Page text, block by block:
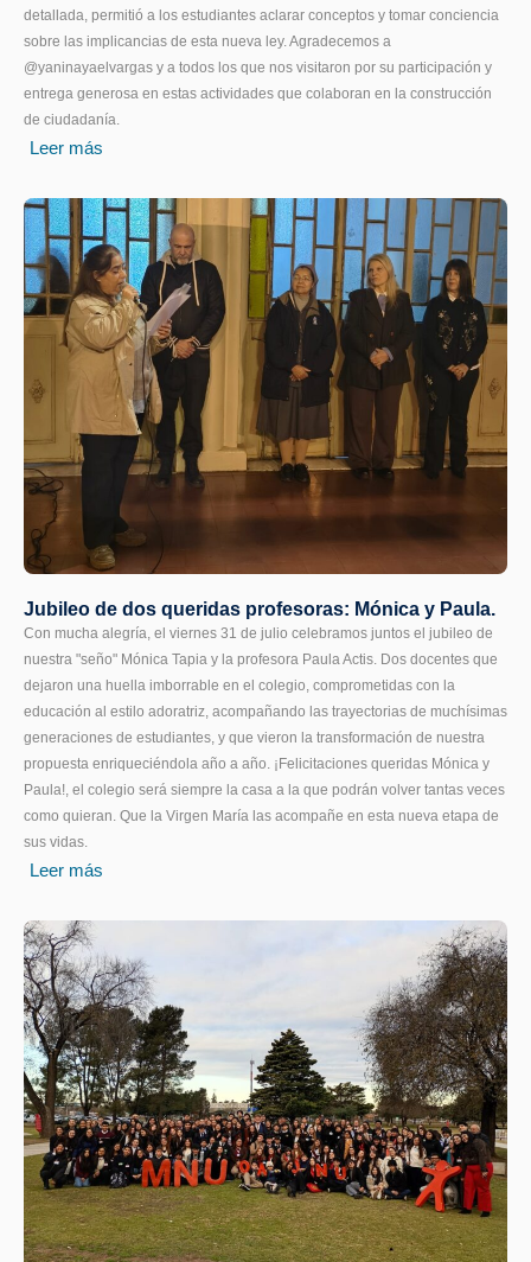
detallada, permitió a los estudiantes aclarar conceptos y tomar conciencia
sobre las implicancias de esta nueva ley. Agradecemos a
@yaninayaelvargas y a todos los que nos visitaron por su participación y
entrega generosa en estas actividades que colaboran en la construcción
de ciudadanía.
Leer más
Jubileo de dos queridas profesoras: Mónica y Paula.
Con mucha alegría, el viernes 31 de julio celebramos juntos el jubileo de
nuestra "seño" Mónica Tapia y la profesora Paula Actis. Dos docentes que
dejaron una huella imborrable en el colegio, comprometidas con la
educación al estilo adoratriz, acompañando las trayectorias de muchísimas
generaciones de estudiantes, y que vieron la transformación de nuestra
propuesta enriqueciéndola año a año. ¡Felicitaciones queridas Mónica y
Paula!, el colegio será siempre la casa a la que podrán volver tantas veces
como quieran. Que la Virgen María las acompañe en esta nueva etapa de
sus vidas.
Leer más